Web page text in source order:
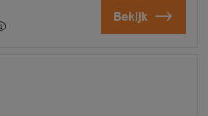
Bekijk